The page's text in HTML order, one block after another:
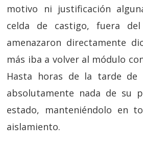
motivo ni justificación
celda de castigo, fuera
amenazaron directamente
más iba a volver al módulo
Hasta horas de la tarde de
absolutamente nada de su
estado, manteniéndolo en
aislamiento.